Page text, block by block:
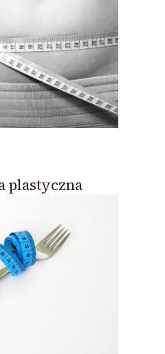
plastyczna